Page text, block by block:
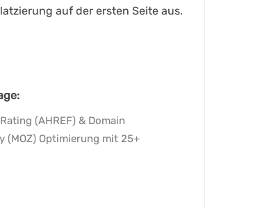
auf der ersten Seite aus.
(AHREF) & Domain
(MOZ) Optimierung mit 25+